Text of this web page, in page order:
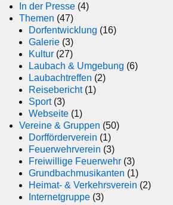
In der Presse (4)
Themen (47)
Dorfentwicklung (16)
Galerie (3)
Kultur (27)
Laubach & Umgebung (6)
Laubachtreffen (2)
Reisebericht(1)
Sport(3)
Webseite (1)
Vereine & Gruppen (50)
Dorfförderverein (1)
Feuerwehrverein (3)
Freiwillige Feuerwehr (3)
Grundbachmusikanten (1)
Heimat- & Verkehrsverein (2)
Internetgruppe (3)